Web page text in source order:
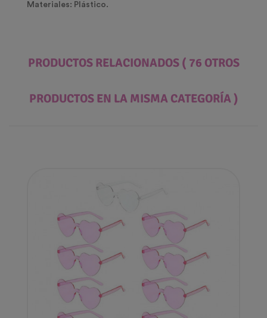
Materiales: Plástico.
PRODUCTOS RELACIONADOS ( 76 OTROS
PRODUCTOS EN LA MISMA CATEGORÍA )